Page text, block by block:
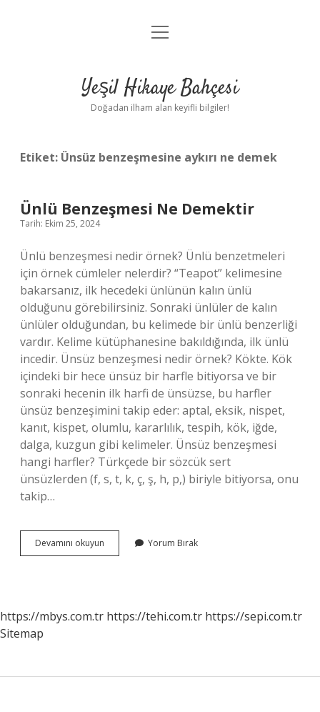
Anasayfa
Yasal Uyarı
menüyü
Yeşil Hikaye Bahçesi
Doğadan ilham alan keyifli bilgiler!
Etiket: Ünsüz benzeşmesine aykırı ne demek
Ünlü Benzeşmesi Ne Demektir
Tarih: Ekim 25, 2024
Ünlü benzeşmesi nedir örnek? Ünlü benzetmeleri
için örnek cümleler nelerdir? “Teapot” kelimesine
bakarsanız, ilk hecedeki ünlünün kalın ünlü
olduğunu görebilirsiniz. Sonraki ünlüler de kalın
ünlüler olduğundan, bu kelimede bir ünlü benzerliği
vardır. Kelime kütüphanesine bakıldığında, ilk ünlü
incedir. Ünsüz benzeşmesi nedir örnek? Kökte. Kök
içindeki bir hece ünsüz bir harfle bitiyorsa ve bir
sonraki hecenin ilk harfi de ünsüzse, bu harfler
ünsüz benzeşimini takip eder: aptal, eksik, nispet,
kanıt, kispet, olumlu, kararlılık, tespih, kök, iğde,
dalga, kuzgun gibi kelimeler. Ünsüz benzeşmesi
hangi harfler? Türkçede bir sözcük sert
ünsüzlerden (f, s, t, k, ç, ş, h, p,) biriyle bitiyorsa, onu
takip…
Devamını okuyun
Benzeşmesi
Yorum Bırak
https://mbys.com.tr https://tehi.com.tr https://sepi.com.tr
Sitemap